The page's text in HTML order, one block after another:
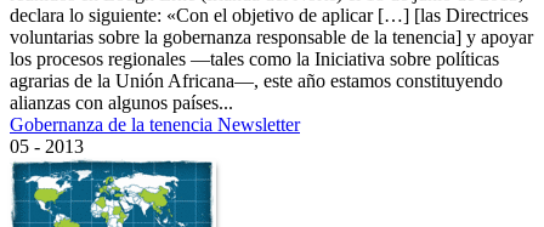
declara lo siguiente: «Con el objetivo de aplicar […] [las Directrices
voluntarias sobre la gobernanza responsable de la tenencia] y apoyar
los procesos regionales —tales como la Iniciativa sobre políticas
agrarias de la Unión Africana—, este año estamos constituyendo
alianzas con algunos países...
Gobernanza de la tenencia Newsletter
05 - 2013